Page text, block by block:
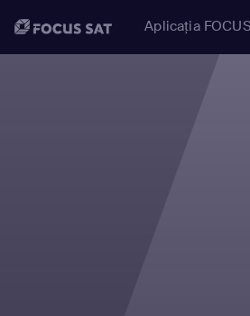
Aplicația